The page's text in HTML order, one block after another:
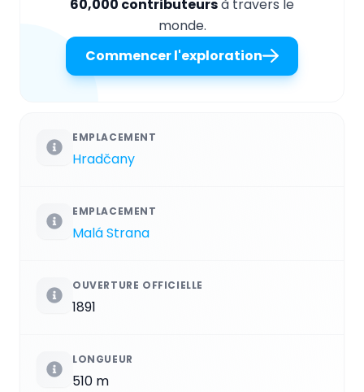
60,000 contributeursà travers le
monde.
Commencer l'exploration
EMPLACEMENT
Hradčany
EMPLACEMENT
Malá Strana
OUVERTURE OFFICIELLE
1891
LONGUEUR
510 m